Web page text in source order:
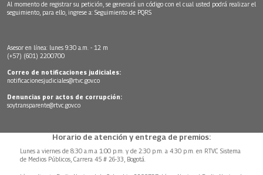
Al momento de registrar su petición, se generará un código con el cual usted podrá realizar el
seguimiento, para ello, ingrese a: Seguimiento de PQRS
Asesor en línea: lunes 9:30 a.m. - 12 m
(+57) (601) 2200700
Correo de notificaciones judiciales:
notificacionesjudiciales@rtvc.gov.co
Denuncias por actos de corrupción:
soytransparente@rtvc.gov.co
Horario de atención y entrega de premios:
Lunes a viernes de 8:30 a.m.a 1:00 p.m. y de 2:30 p.m. a 4:30 p.m. en RTVC Sistema
de Medios Públicos, Carrera 45 # 26-33, Bogotá.